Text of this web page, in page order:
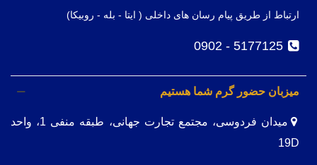
ارتباط از طریق پیام رسان های داخلی ( ایتا - بله - روبیکا)
5177125 - 0902
میزبان حضور گرم شما هستیم
میدان فردوسی، مجتمع تجارت جهانی، طبقه منفی 1، واحد
19D